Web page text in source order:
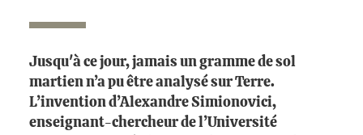
Jusqu'à ce jour, jamais un gramme de sol
martien n’a pu être analysé sur Terre.
L’invention d’Alexandre Simionovici,
enseignant-chercheur de l’Université